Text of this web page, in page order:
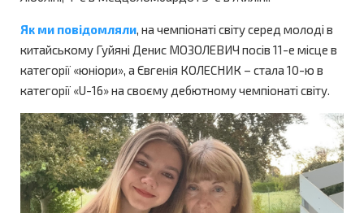
Як ми повідомляли, на чемпіонаті світу серед молоді в
китайському Гуйяні Денис МОЗОЛЕВИЧ посів 11-е місце в
категорії «юніори», а Євгенія КОЛЕСНИК – cтала 10-ю в
категорії «U-16» на своєму дебютному чемпіонаті світу.